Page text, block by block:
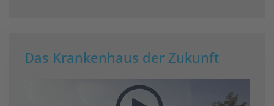
Das Krankenhaus der Zukunft